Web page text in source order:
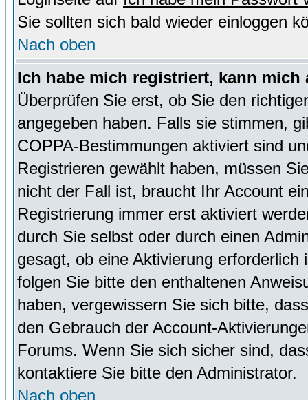
Sie sollten sich bald wieder einloggen
Nach oben
Ich habe mich registriert, kann
Überprüfen Sie erst, ob Sie den
angegeben haben. Falls sie stimmen,
COPPA-Bestimmungen aktiviert sind
Registrieren gewählt haben, müssen
nicht der Fall ist, braucht Ihr Account
Registrierung immer erst aktiviert
durch Sie selbst oder durch einen
gesagt, ob eine Aktivierung
folgen Sie bitte den enthaltenen
haben, vergewissern Sie sich bitte,
den Gebrauch der Account-
Forums. Wenn Sie sich sicher sind,
kontaktiere Sie bitte den Administrator.
Nach oben